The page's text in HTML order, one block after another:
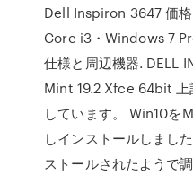
Dell Inspiron 3647 価
Core i3・Windows 7
仕様と周辺機器. DELL
Mint 19.2 Xfce 64bit 上
しています。 Win10を
しインストールしまし
ストールされたようで